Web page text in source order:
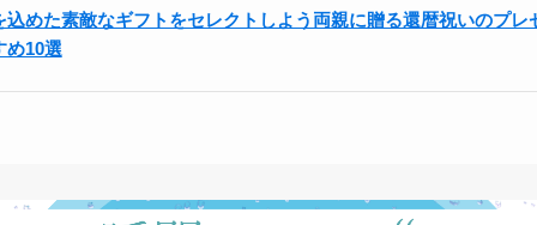
込めた素敵なギフトをセレクトしよう両親に贈る還暦祝いのプレ
め10選